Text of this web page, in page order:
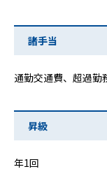
諸手当
通勤交通費、超過勤
昇級
年1回